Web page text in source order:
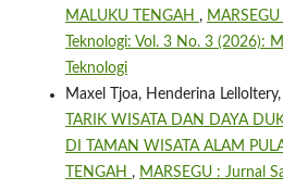
MALUKU TENGAH ,
Teknologi: Vol. 3 No. 3 (2026):
Teknologi
Maxel Tjoa, Henderina
TARIK WISATA DAN DAYA
DI TAMAN WISATA ALAM
TENGAH , MARSEGU : Jurnal